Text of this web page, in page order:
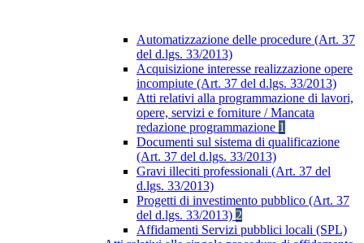
Automatizzazione delle procedure (Art. 37
del d.lgs. 33/2013)
Acquisizione interesse realizzazione opere
incompiute (Art. 37 del d.lgs. 33/2013)
Atti relativi alla programmazione di lavori,
opere, servizi e forniture / Mancata
redazione programmazione 1
Documenti sul sistema di qualificazione
(Art. 37 del d.lgs. 33/2013)
Gravi illeciti professionali (Art. 37 del
d.lgs. 33/2013)
Progetti di investimento pubblico (Art. 37
del d.lgs. 33/2013) 2
Affidamenti Servizi pubblici locali (SPL)